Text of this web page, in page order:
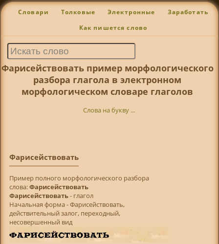
Словари Толковые Электронные Заработать
Как пишется слово
Фарисействовать пример морфологического
разбора глагола в электронном
морфологическом словаре глаголов
Слова на букву ...
Фарисействовать
Пример полного морфологического разбора
слова:Фарисействовать
Фарисействовать- глагол
Начальная форма - Фарисействовать,
действительный залог, переходный,
несовершенный вид